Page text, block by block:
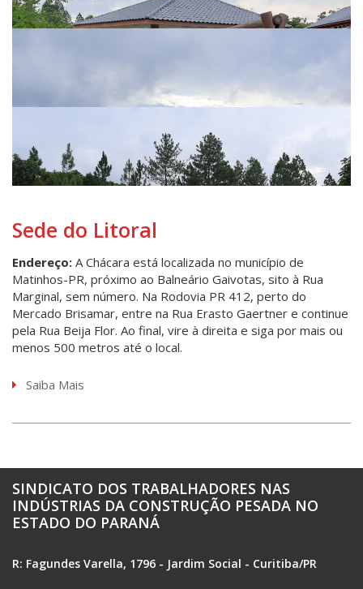
Sede do Litoral
Endereço: A Chácara está localizada no município de
Matinhos-PR, próximo ao Balneário Gaivotas, sito à Rua
Marginal, sem número. Na Rodovia PR 412, perto do
Mercado Brisamar, entre na Rua Erasto Gaertner e continue
pela Rua Beija Flor. Ao final, vire à direita e siga por mais ou
menos 500 metros até o local.
Saiba Mais
SINDICATO DOS TRABALHADORES NAS
INDÚSTRIAS DA CONSTRUÇÃO PESADA NO
ESTADO DO PARANÁ
R: Fagundes Varella, 1796 - Jardim Social - Curitiba/PR